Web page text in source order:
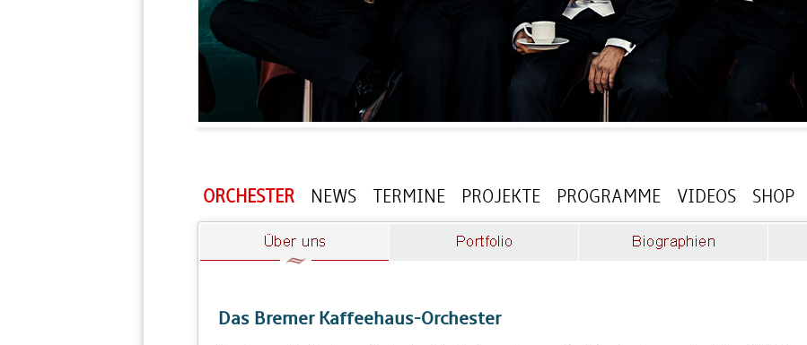
ORCHESTER NEWS TERMINE PROJEKTE PROGRAMME VIDEOS SHOP
Das Bremer Kaffeehaus-Orchester